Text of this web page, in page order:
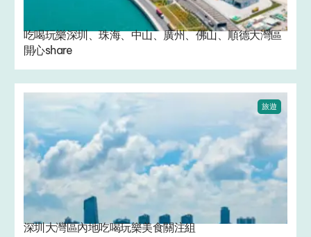
吃喝玩樂深圳、珠海、中山、廣州、佛山、順德大灣區
開心share
旅遊
深圳大灣區內地吃喝玩樂美食關注組